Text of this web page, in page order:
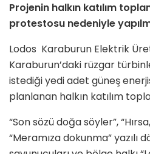
Projenin halkın katılım
protestosu nedeniyle
Lodos Karaburun Elektrik
Karaburun’daki rüzgar
istediği yedi adet güneş
planlanan halkın katılım
“Son sözü doğa söyler”,
“Meramıza dokunma” yazılı